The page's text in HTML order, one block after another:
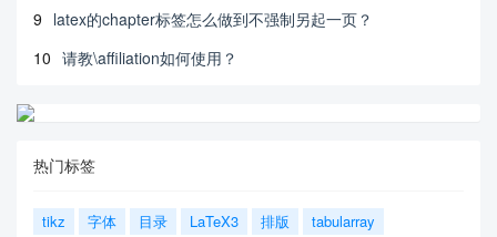
9 latex的chapter标签怎么做到不强制另起一页？
10 请教\affiliation如何使用？
热门标签
tikz 字体 目录 LaTeX3 排版
tabularray